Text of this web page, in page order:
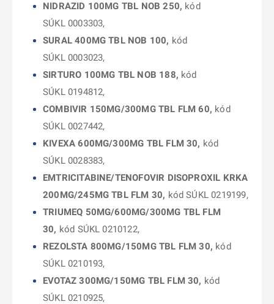
NIDRAZID 100MG TBL NOB 250, kód
SÚKL 0003303,
SURAL 400MG TBL NOB 100, kód
SÚKL 0003023,
SIRTURO 100MG TBL NOB 188, kód
SÚKL 0194812,
COMBIVIR 150MG/300MG TBL FLM 60, kód
SÚKL 0027442,
KIVEXA 600MG/300MG TBL FLM 30, kód
SÚKL 0028383,
EMTRICITABINE/TENOFOVIR DISOPROXIL KRKA
200MG/245MG TBL FLM 30, kód SÚKL 0219199,
TRIUMEQ 50MG/600MG/300MG TBL FLM
30, kód SÚKL 0210122,
REZOLSTA 800MG/150MG TBL FLM 30, kód
SÚKL 0210193,
EVOTAZ 300MG/150MG TBL FLM 30, kód
SÚKL 0210925,